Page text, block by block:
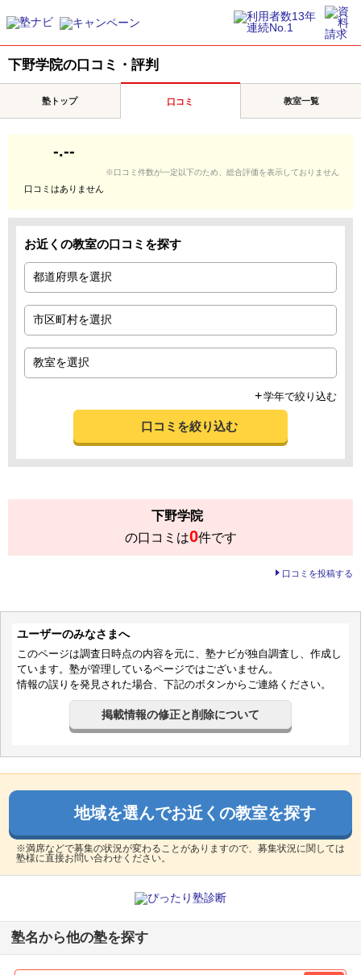
下野学院の口コミ・評判
塾トップ 口コミ 教室一覧
-.--
口コミはありません
※口コミ件数が一定以下のため、総合評価を表示しておりません
お近くの教室の口コミを探す
学年で絞り込む
口コミを絞り込む
下野学院
の口コミは0件です
口コミを投稿する
ユーザーのみなさまへ
このページは調査日時点の内容を元に、塾ナビが独自調査し、作成し
ています。塾が管理しているページではございません。
情報の誤りを発見された場合、下記のボタンからご連絡ください。
掲載情報の修正と削除について
地域を選んでお近くの教室を探す
※満席などで募集の状況が変わることがありますので、募集状況に関しては
塾様に直接お問い合わせください。
塾名から他の塾を探す